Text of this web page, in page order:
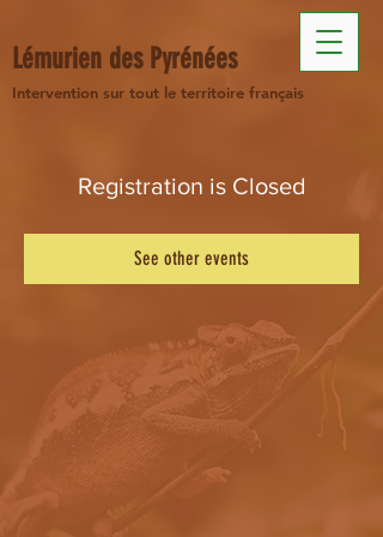
Lémurien des Pyrénées
Intervention sur tout le territoire français
Registration is Closed
See other events